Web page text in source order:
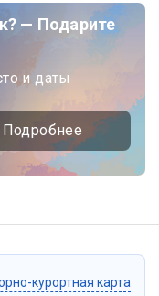
— Подарите
и даты
Подробнее
курортная карта